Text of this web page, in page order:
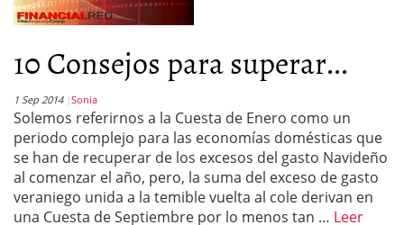
10 Consejos para superar...
1 Sep 2014 Sonia
Solemos referirnos a la Cuesta de Enero como un
periodo complejo para las economías domésticas que
se han de recuperar de los excesos del gasto Navideño
al comenzar el año, pero, la suma del exceso de gasto
veraniego unida a la temible vuelta al cole derivan en
una Cuesta de Septiembre por lo menos tan … Leer